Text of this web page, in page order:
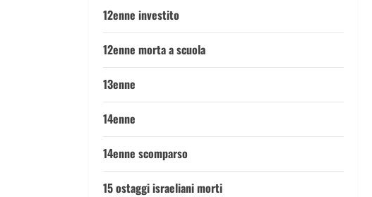
12enne investito
12enne morta a scuola
13enne
14enne
14enne scomparso
15 ostaggi israeliani morti